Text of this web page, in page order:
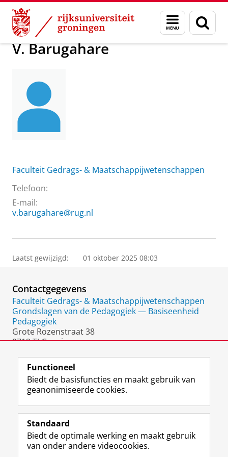
Skip
Content
Skip
Navigation
Menu
en
zoeken
Over ons V. Barugahare
V. Barugahare
Faculteit Gedrags- & Maatschappijwetenschappen
Telefoon:
E-mail:
v.barugahare@rug.nl
Laatst gewijzigd: 01 oktober 2025 08:03
Contactgegevens
Faculteit Gedrags- & Maatschappijwetenschappen
Grondslagen van de Pedagogiek — Basiseenheid
Pedagogiek
Grote Rozenstraat 38
9712 TJ Groningen
Volg de RUG
F
a
e
b
L
i
k
e
R
S
-
f
I
n
t
Y
o
T
Studiekiezers
Functioneel
Biedt de basisfuncties en maakt gebruik van
geanonimiseerde cookies.
Standaard
Biedt de optimale werking en maakt gebruik
van onder andere videocookies.